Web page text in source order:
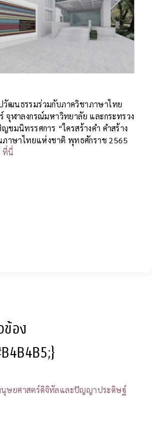
วัฒนธรรมร่วมกับภาควิชาภาษาไทย
จุฬาลงกรณ์มหาวิทยาลัย และกระทรวง
ชมนิทรรศการ “ใครสร้างคำ คำสร้าง
ภาษาไทยแห่งชาติ พุทธศักราช 2565
ที่นี่
ข้อง
ษยศาสตร์ดิจิทัลและปัญญาประดิษฐ์